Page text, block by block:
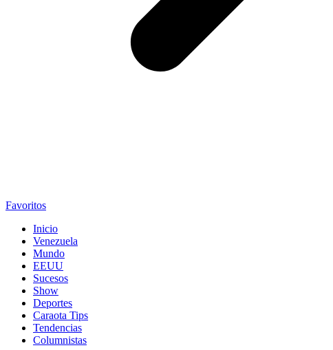
Favoritos
Inicio
Venezuela
Mundo
EEUU
Sucesos
Show
Deportes
Caraota Tips
Tendencias
Columnistas